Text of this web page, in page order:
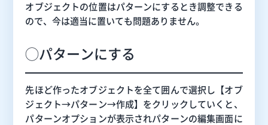
オブジェクトの位置はパターンにするとき調整できる
ので、今は適当に置いても問題ありません。
◯パターンにする
先ほど作ったオブジェクトを全て囲んで選択し【オブ
ジェクト→パターン→作成】をクリックしていくと、
パターンオプションが表示されパターンの編集画面に